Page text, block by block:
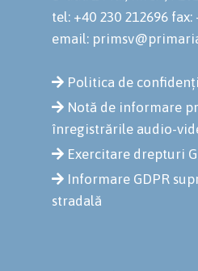
tel: +40 230 212696 fax:
email:
Politica de
Notă de informare
înregistrările audio-
Exercitare drepturi
Informare GDPR
stradală